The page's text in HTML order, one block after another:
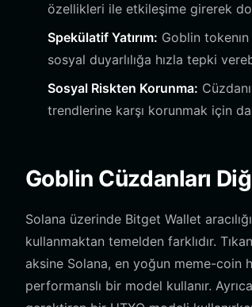
özellikleri ile etkileşime girerek
Spekülatif Yatırım: Goblin
sosyal duyarlılığa hızla tepki
Sosyal Riskten Korunma:
trendlerine karşı korunmak için
Goblin Cüzdanları
Solana üzerinde Bitget Wallet
kullanmaktan temelden farklıdır.
aksine Solana, en yoğun meme-
performanslı bir model kullanır.